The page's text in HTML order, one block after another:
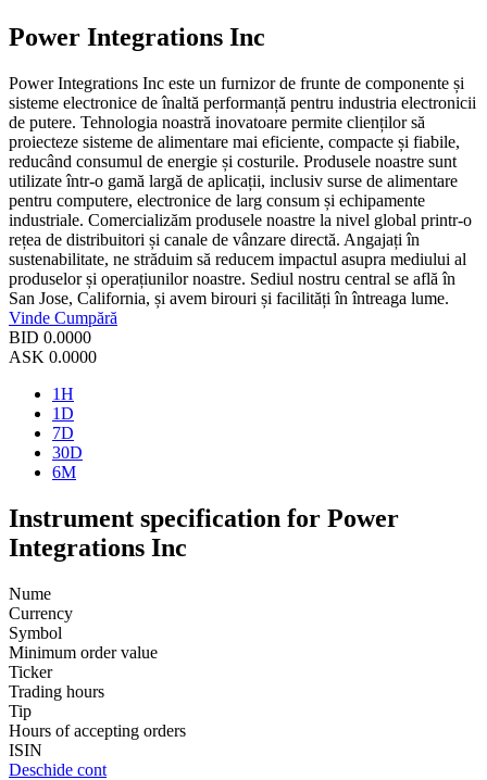
Power Integrations Inc
Power Integrations Inc este un furnizor de frunte de componente și
sisteme electronice de înaltă performanță pentru industria electronicii
de putere. Tehnologia noastră inovatoare permite clienților să
proiecteze sisteme de alimentare mai eficiente, compacte și fiabile,
reducând consumul de energie și costurile. Produsele noastre sunt
utilizate într-o gamă largă de aplicații, inclusiv surse de alimentare
pentru computere, electronice de larg consum și echipamente
industriale. Comercializăm produsele noastre la nivel global printr-o
rețea de distribuitori și canale de vânzare directă. Angajați în
sustenabilitate, ne străduim să reducem impactul asupra mediului al
produselor și operațiunilor noastre. Sediul nostru central se află în
San Jose, California, și avem birouri și facilități în întreaga lume.
Vinde Cumpără
BID 0.0000
ASK 0.0000
1H
1D
7D
30D
6M
Instrument specification for Power
Integrations Inc
Nume
Currency
Symbol
Minimum order value
Ticker
Trading hours
Tip
Hours of accepting orders
ISIN
Deschide cont